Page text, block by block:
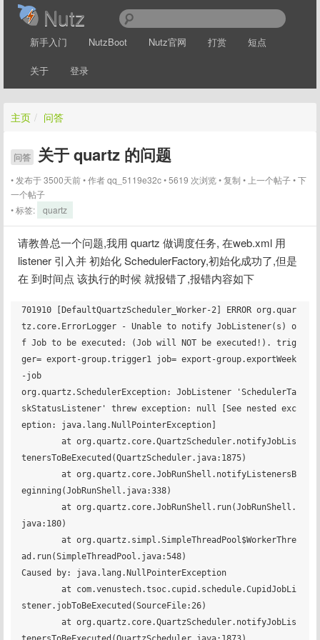
Nutz
新手入门 NutzBoot Nutz官网 打赏 短点
关于 登录
主页 / 问答
问答 关于 quartz 的问题
发布于 3500天前 作者qq_5119e32c 5619 次浏览 复制 上一个帖子 下
一个帖子
标签:
quartz
请教兽总一个问题,我用 quartz 做调度任务, 在web.xml 用
listener 引入并 初始化 SchedulerFactory,初始化成功了,但是
在 到时间点 该执行的时候 就报错了,报错内容如下
701910 [DefaultQuartzScheduler_Worker-2] ERROR org.quar
tz.core.ErrorLogger - Unable to notify JobListener(s) o
f Job to be executed: (Job will NOT be executed!). trig
ger= export-group.trigger1 job= export-group.exportWeek
-job
org.quartz.SchedulerException: JobListener 'SchedulerTa
skStatusListener' threw exception: null [See nested exc
eption: java.lang.NullPointerException]
tenersToBeExecuted(QuartzScheduler.java:1875)
eginning(JobRunShell.java:338)
java:180)
ad.run(SimpleThreadPool.java:548)
Caused by: java.lang.NullPointerException
stener.jobToBeExecuted(SourceFile:26)